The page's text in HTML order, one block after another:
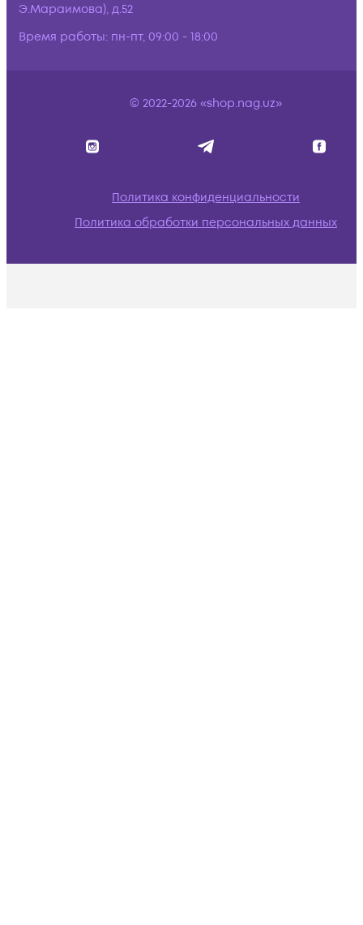
Э.Мараимова), д.52
Время работы: пн-пт, 09:00 - 18:00
© 2022-2026 «shop.nag.uz»
Политика конфиденциальности
Политика обработки персональных данных